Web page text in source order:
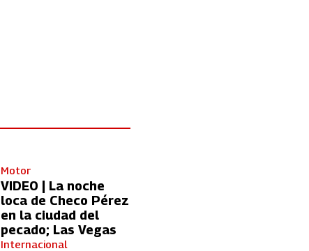
Motor
VIDEO | La noche
loca de Checo Pérez
en la ciudad del
pecado; Las Vegas
Internacional